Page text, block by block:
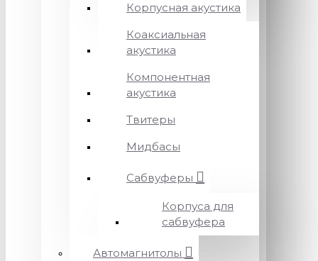
Корпусная акустика
Коаксиальная
акустика
Компонентная
акустика
Твитеры
Мидбасы
Сабвуферы
Корпуса для
сабвуфера
Автомагнитолы